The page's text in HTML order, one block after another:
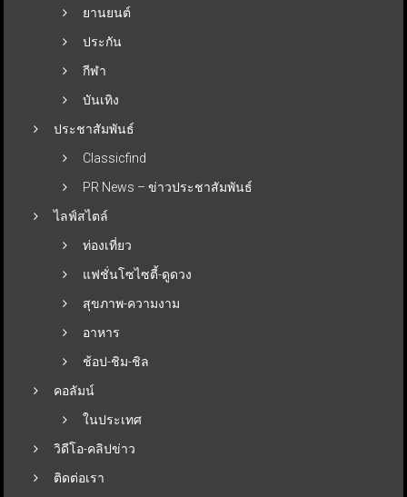
ยานยนต์
ประกัน
กีฬา
บันเทิง
ประชาสัมพันธ์
Classicfind
PR News – ข่าวประชาสัมพันธ์
ไลฟ์สไตล์
ท่องเที่ยว
แฟชั่นโซไซตี้-ดูดวง
สุขภาพ-ความงาม
อาหาร
ช้อป-ชิม-ชิล
คอลัมน์
ในประเทศ
วิดีโอ-คลิปข่าว
ติดต่อเรา